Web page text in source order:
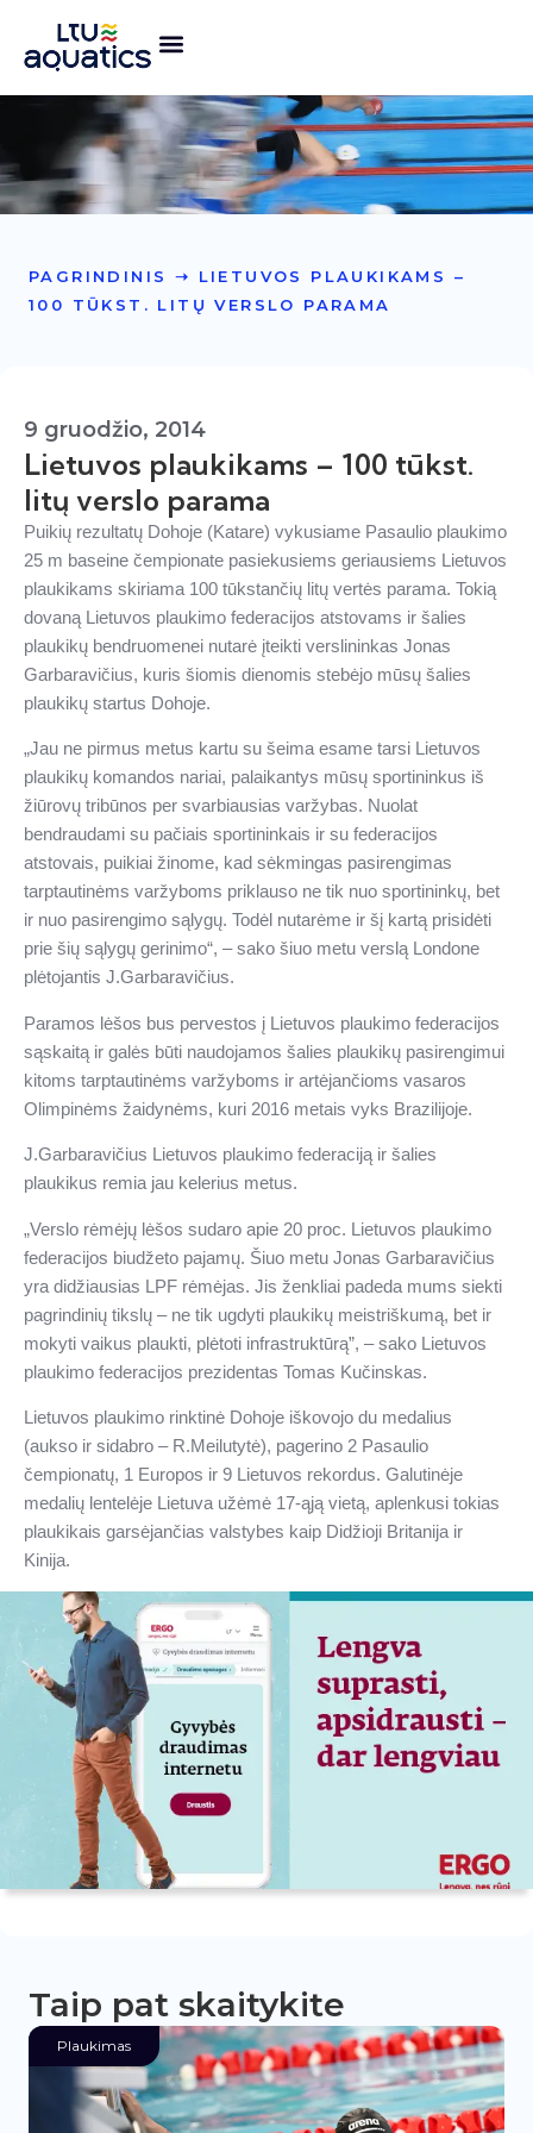
PAGRINDINIS ➝ LIETUVOS PLAUKIKAMS –
100 TŪKST. LITŲ VERSLO PARAMA
9 gruodžio, 2014
Lietuvos plaukikams – 100 tūkst.
litų verslo parama
Puikių rezultatų Dohoje (Katare) vykusiame Pasaulio plaukimo
25 m baseine čempionate pasiekusiems geriausiems Lietuvos
plaukikams skiriama 100 tūkstančių litų vertės parama. Tokią
dovaną Lietuvos plaukimo federacijos atstovams ir šalies
plaukikų bendruomenei nutarė įteikti verslininkas Jonas
Garbaravičius, kuris šiomis dienomis stebėjo mūsų šalies
plaukikų startus Dohoje.
„Jau ne pirmus metus kartu su šeima esame tarsi Lietuvos
plaukikų komandos nariai, palaikantys mūsų sportininkus iš
žiūrovų tribūnos per svarbiausias varžybas. Nuolat
bendraudami su pačiais sportininkais ir su federacijos
atstovais, puikiai žinome, kad sėkmingas pasirengimas
tarptautinėms varžyboms priklauso ne tik nuo sportininkų, bet
ir nuo pasirengimo sąlygų. Todėl nutarėme ir šį kartą prisidėti
prie šių sąlygų gerinimo“, – sako šiuo metu verslą Londone
plėtojantis J.Garbaravičius.
Paramos lėšos bus pervestos į Lietuvos plaukimo federacijos
sąskaitą ir galės būti naudojamos šalies plaukikų pasirengimui
kitoms tarptautinėms varžyboms ir artėjančioms vasaros
Olimpinėms žaidynėms, kuri 2016 metais vyks Brazilijoje.
J.Garbaravičius Lietuvos plaukimo federaciją ir šalies
plaukikus remia jau kelerius metus.
„Verslo rėmėjų lėšos sudaro apie 20 proc. Lietuvos plaukimo
federacijos biudžeto pajamų. Šiuo metu Jonas Garbaravičius
yra didžiausias LPF rėmėjas. Jis ženkliai padeda mums siekti
pagrindinių tikslų – ne tik ugdyti plaukikų meistriškumą, bet ir
mokyti vaikus plaukti, plėtoti infrastruktūrą”, – sako Lietuvos
plaukimo federacijos prezidentas Tomas Kučinskas.
Lietuvos plaukimo rinktinė Dohoje iškovojo du medalius
(aukso ir sidabro – R.Meilutytė), pagerino 2 Pasaulio
čempionatų, 1 Europos ir 9 Lietuvos rekordus. Galutinėje
medalių lentelėje Lietuva užėmė 17-ąją vietą, aplenkusi tokias
plaukikais garsėjančias valstybes kaip Didžioji Britanija ir
Kinija.
Taip pat skaitykite
Plaukimas